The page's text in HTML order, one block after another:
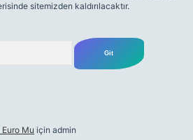
sitemizden kaldırılacaktır.
Mu için admin